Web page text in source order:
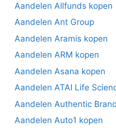
Aandelen Allfunds kopen
Aandelen Ant Group
Aandelen Aramis kopen
Aandelen ARM kopen
Aandelen Asana kopen
Aandelen ATAI Life
Aandelen Authentic
Aandelen Auto1 kopen